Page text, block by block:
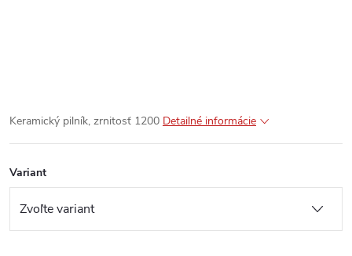
Keramický pilník, zrnitosť 1200 Detailné informácie
Variant